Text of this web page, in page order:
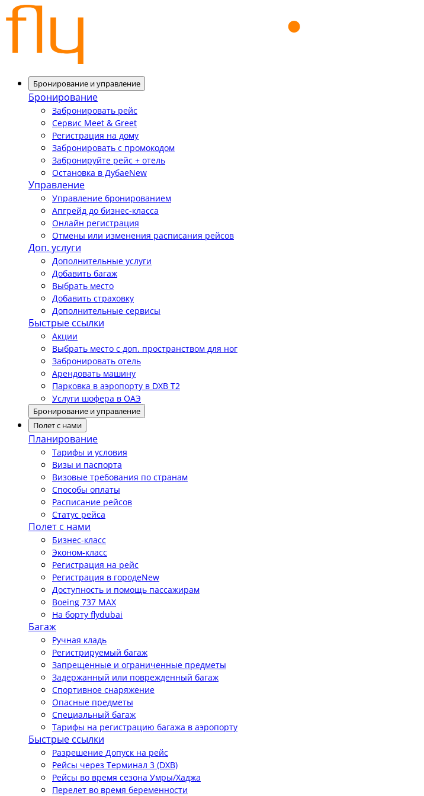
Бронирование и управление
Бронирование
Забронировать рейс
Сервис Meet & Greet
Регистрация на дому
Забронировать с промокодом
Забронируйте рейс + отель
Остановка в ДубаеNew
Управление
Управление бронированием
Апгрейд до бизнес-класса
Онлайн регистрация
Отмены или изменения расписания рейсов
Доп. услуги
Дополнительные услуги
Добавить багаж
Выбрать место
Добавить страховку
Дополнительные сервисы
Быстрые ссылки
Акции
Выбрать место с доп. пространством для ног
Забронировать отель
Арендовать машину
Парковка в аэропорту в DXB T2
Услуги шофера в ОАЭ
Бронирование и управление
Полет с нами
Планирование
Тарифы и условия
Визы и паспорта
Визовые требования по странам
Способы оплаты
Расписание рейсов
Статус рейса
Полет с нами
Бизнес-класс
Эконом-класс
Регистрация на рейс
Регистрация в городеNew
Доступность и помощь пассажирам
Boeing 737 MAX
На борту flydubai
Багаж
Ручная кладь
Регистрируемый багаж
Запрещенные и ограниченные предметы
Задержанный или поврежденный багаж
Спортивное снаряжение
Опасные предметы
Специальный багаж
Тарифы на регистрацию багажа в аэропорту
Быстрые ссылки
Разрешение Допуск на рейс
Рейсы через Терминал 3 (DXB)
Рейсы во время сезона Умры/Хаджа
Перелет во время беременности